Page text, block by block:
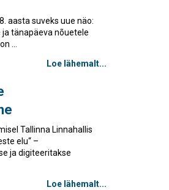
can
use
swipe
aasta suveks uue näo:
tänapäeva nõuetele
...
Loe lähemalt...
Tallinna Linnahallis
elu“ –
ja digiteeritakse
Loe lähemalt...